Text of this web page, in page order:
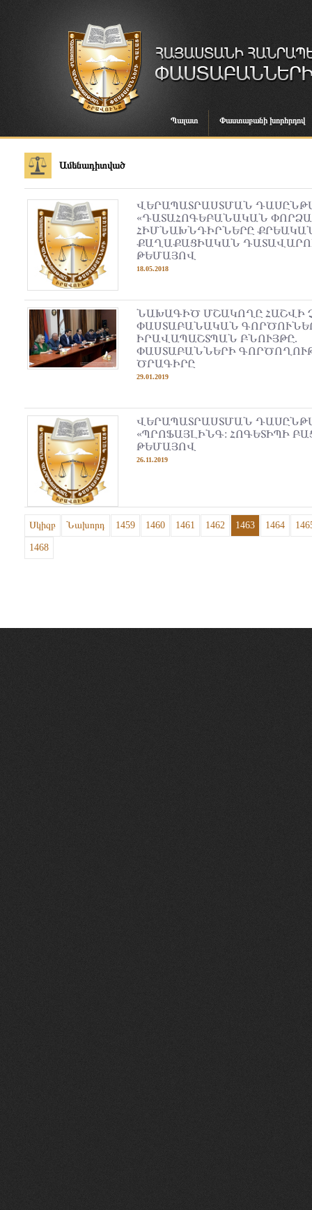
Պալատ Փաստաբանի խորհրդով
Ամենադիտված
ՎԵՐԱՊԱՏՐԱՍՏՄԱՆ
«ԴԱՏԱՀՈԳԵԲԱՆԱԿԱՆ
ՀԻՄՆԱԽՆԴԻՐՆԵՐԸ
ՔԱՂԱՔԱՑԻԱԿԱՆ
ԹԵՄԱՅՈՎ
18.05.2018
ՆԱԽԱԳԻԾ ՄՇԱԿՈՂԸ ՀԱՇՎԻ
ՓԱՍՏԱԲԱՆԱԿԱՆ
ԻՐԱՎԱՊԱՇՏՊԱՆ ԲՆՈՒՅԹԸ.
ՓԱՍՏԱԲԱՆՆԵՐԻ
ԾՐԱԳԻՐԸ
29.01.2019
ՎԵՐԱՊԱՏՐԱՍՏՄԱՆ
«ՊՐՈՖԱՅԼԻՆԳ: ՀՈԳԵՏԻՊԻ
ԹԵՄԱՅՈՎ
26.11.2019
Սկիզբ Նախորդ 1459 1460 1461 1462 1463 1464
1468